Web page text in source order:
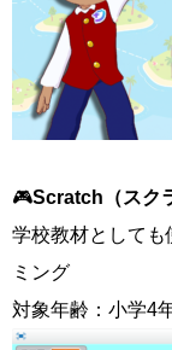
🎮Scratch（スク
学校教材として
ミング
対象年齢：小学4